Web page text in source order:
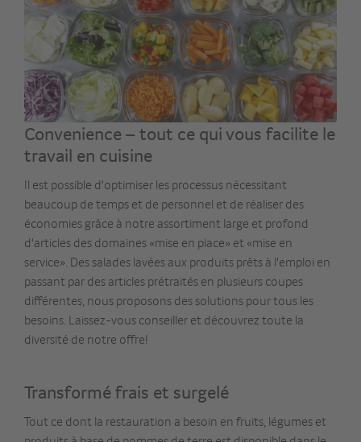
Convenience – tout ce qui vous facilite le
travail en cuisine
Il est possible d'optimiser les processus nécessitant
beaucoup de temps et de personnel et de réaliser des
économies grâce à notre assortiment large et profond
d'articles des domaines «mise en place» et «mise en
service». Des salades lavées aux produits prêts à l'emploi en
passant par des articles prétraités en plusieurs coupes
différentes, nous proposons des solutions pour tous les
besoins. Laissez-vous conseiller et découvrez toute la
diversité de notre offre!
Transformé frais et surgelé
Tout ce dont la restauration a besoin en fruits, légumes et